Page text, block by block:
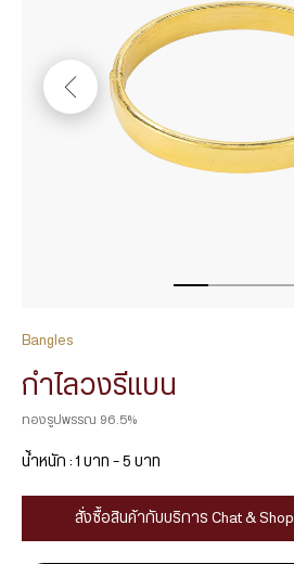
Bangles
กำไลวงรีแบน
ทองรูปพรรณ 96.5%
น้ำหนัก : 1 บาท – 5 บาท
สั่งซื้อสินค้ากับบริการ Chat & Shop